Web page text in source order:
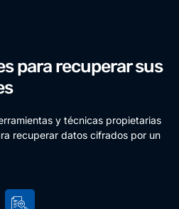
para recuperar sus
y técnicas propietarias
recuperar datos cifrados por un